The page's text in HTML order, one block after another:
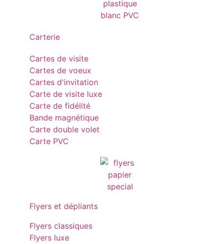
Carterie
Cartes de visite
Cartes de voeux
Cartes d'invitation
Carte de visite luxe
Carte de fidélité
Bande magnétique
Carte double volet
Carte PVC
Flyers et dépliants
Flyers classiques
Flyers luxe